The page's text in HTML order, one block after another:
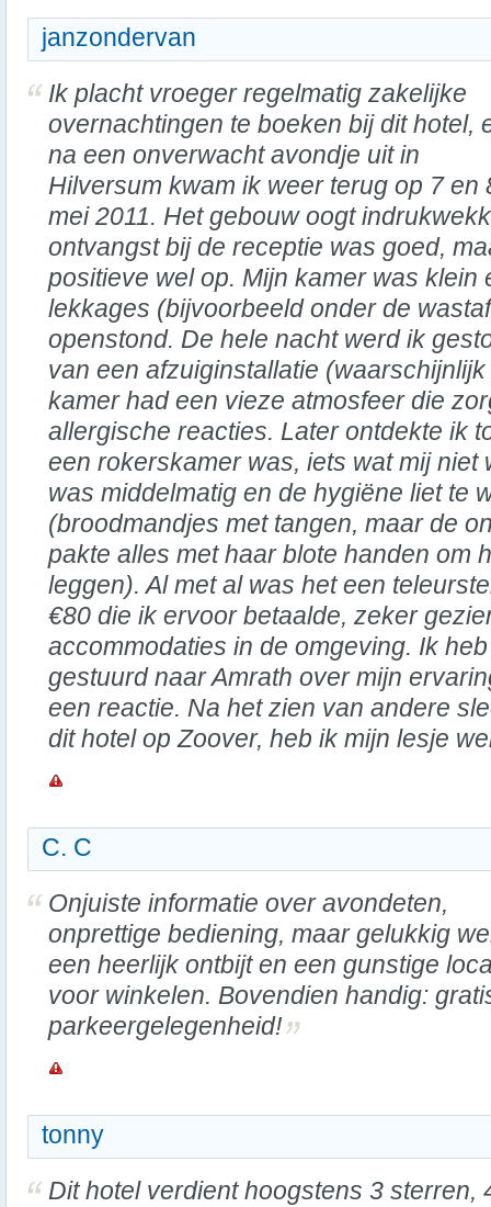
janzondervan
Ik placht vroeger regelmatig zakelijke
overnachtingen te boeken bij dit hotel,
na een onverwacht avondje uit in
Hilversum kwam ik weer terug op 7 en
mei 2011. Het gebouw oogt
ontvangst bij de receptie was goed,
positieve wel op. Mijn kamer was klein
lekkages (bijvoorbeeld onder de
openstond. De hele nacht werd ik
van een afzuiginstallatie
kamer had een vieze atmosfeer die
allergische reacties. Later ontdekte ik
een rokerskamer was, iets wat mij niet
was middelmatig en de hygiëne liet te
(broodmandjes met tangen, maar de
pakte alles met haar blote handen om
leggen). Al met al was het een
€80 die ik ervoor betaalde, zeker
accommodaties in de omgeving. Ik
gestuurd naar Amrath over mijn
een reactie. Na het zien van andere
dit hotel op Zoover, heb ik mijn lesje
C. C
Onjuiste informatie over avondeten,
onprettige bediening, maar gelukkig
een heerlijk ontbijt en een gunstige
voor winkelen. Bovendien handig:
parkeergelegenheid!
tonny
Dit hotel verdient hoogstens 3 sterren,